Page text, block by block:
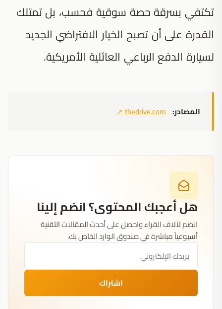
تكتفي بسرقة حصة سوقية فحسب، بل تمتلك
القدرة على أن تصبح الخيار الافتراضي الجديد
لسيارة الدفع الرباعي العائلية الأمريكية.
المصادر: thedrive.com
↗
هل أعجبك المحتوى؟ انضم إلينا
انضم لآلاف القراء واحصل على أحدث المقالات التقنية
أسبوعياً مباشرة في صندوق الوارد الخاص بك.
اشتراك